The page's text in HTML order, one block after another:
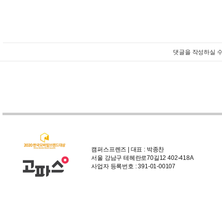
댓글을 작성하실
캠퍼스프렌즈 | 대표 : 박종찬
서울 강남구 테헤란로70길12 402-418A
사업자 등록번호 : 391-01-00107